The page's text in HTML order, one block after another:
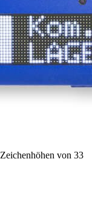
Zeichenhöhen von 33